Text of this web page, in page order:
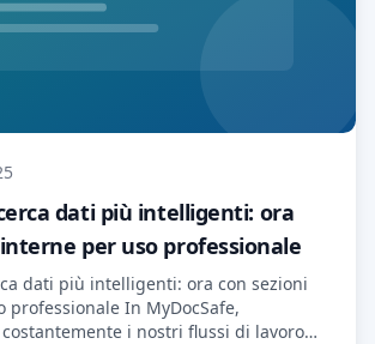
dati più intelligenti: ora
per uso professionale
dati più intelligenti: ora con sezioni
professionale In MyDocSafe,
i nostri flussi di lavoro